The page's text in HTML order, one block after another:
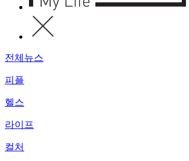
전체뉴스
피플
헬스
라이프
컬처